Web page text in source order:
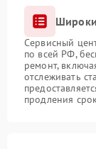
Сервисный
по всей РФ,
ремонт,
отслеживать
продления